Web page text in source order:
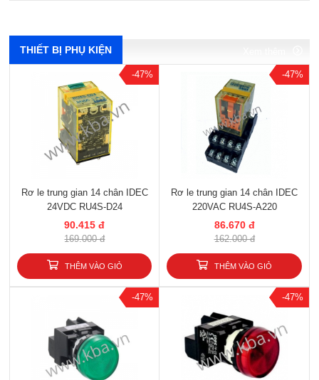
THIẾT BỊ PHỤ KIỆN
-47%
Rơ le trung gian 14 chân IDEC
24VDC RU4S-D24
90.415 đ
169.000 đ
THÊM VÀO GIỎ
-47%
Rơ le trung gian 14 chân IDEC
220VAC RU4S-A220
86.670 đ
162.000 đ
THÊM VÀO GIỎ
-47% -47%